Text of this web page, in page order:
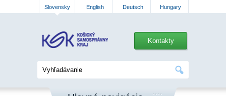
Slovensky English Deutsch Hungary
Kontakty